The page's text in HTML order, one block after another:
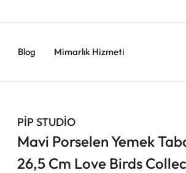
Blog Mimarlık Hizmeti
PİP STUDİO
Mavi Porselen Yemek
26,5 Cm Love Birds